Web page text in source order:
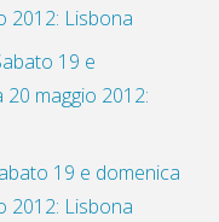
2012: Lisbona
19 e
20 maggio 2012:
19 e domenica
2012: Lisbona